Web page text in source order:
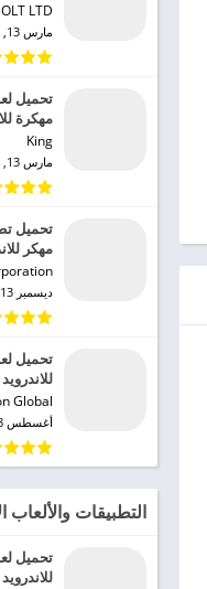
LTD‏
مارس 13, 2024
مهكرة
King‏
مارس 13, 2024
مهكر
ديسمبر 13, 2023
للاندرويد 2024
Global‏
أغسطس 8, 2026
التطبيقات والألعاب
للاندرويد 2024